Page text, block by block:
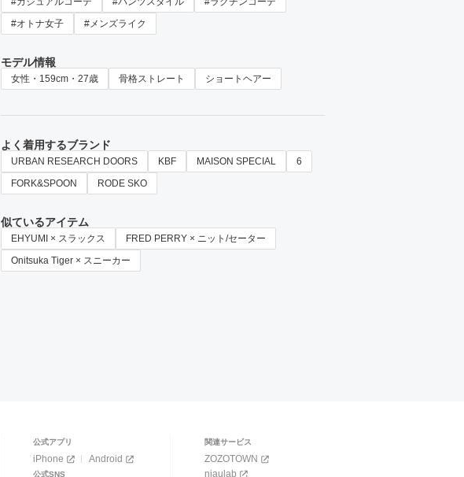
#オトナ女子
#メンズライク
モデル情報
女性・159cm・27歳 骨格ストレート ショートヘアー
よく着用するブランド
URBAN RESEARCH DOORS KBF MAISON SPECIAL
6
FORK&SPOON
RODE SKO
似ているアイテム
EHYUMI × スラックス
FRED PERRY × ニット/セーター
Onitsuka Tiger × スニーカー
公式アプリ
iPhone Android
公式SNS
関連サービス
ZOZOTOWN
niaulab